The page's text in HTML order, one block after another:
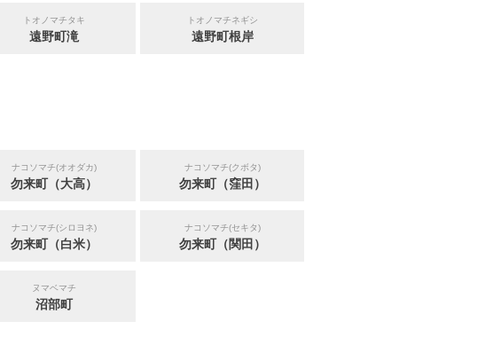
トオノマチタキ
遠野町滝
トオノマチネギシ
遠野町根岸
ナコソマチ(オオダカ)
勿来町（大高）
ナコソマチ(クボタ)
勿来町（窪田）
ナコソマチ(シロヨネ)
勿来町（白米）
ナコソマチ(セキタ)
勿来町（関田）
ヌマベマチ
沼部町